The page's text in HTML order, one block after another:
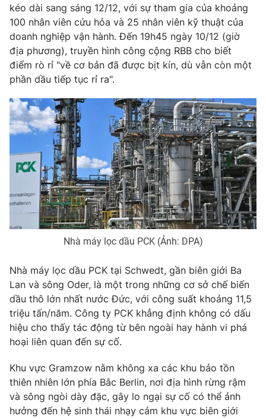
VTV Sức khoẻ Bất động sản
Thị trường 24h Tấm lòng Việt
VTV4
VTV9 VTV8
Liên hệ tòa soạn English
THỜI BÁO VTV
Theo dõi báo trên
Cơ quan chủ quản: Đài Truyền hình Việt Nam
Cơ quan báo chí:Thời báo VTV
Giấy phép hoạt động báo in và báo điện tử số 483/GP-BTTTT
cấp ngày 29/12/2023
Tổng Biên tập:
Vũ Thanh Thủy
Phó Tổng Biên tập:Nguyễn Thị Mỹ Hạnh, Phạm Quốc Thắng,
Nguyễn Trọng Ninh
Tổng đài VTV:024.38 355 931 - 024.38 355 932
kéo dài sang sáng 12/12, với sự tham gia của khoảng
100 nhân viên cứu hỏa và 25 nhân viên kỹ thuật của
doanh nghiệp vận hành. Đến 19h45 ngày 10/12 (giờ
địa phương), truyền hình công cộng RBB cho biết
điểm rò rỉ "về cơ bản đã được bịt kín, dù vẫn còn một
phần dầu tiếp tục rỉ ra".
Nhà máy lọc dầu PCK (Ảnh: DPA)
Nhà máy lọc dầu PCK tại Schwedt, gần biên giới Ba
Lan và sông Oder, là một trong những cơ sở chế biến
dầu thô lớn nhất nước Đức, với công suất khoảng 11,5
triệu tấn/năm. Công ty PCK khẳng định không có dấu
hiệu cho thấy tác động từ bên ngoài hay hành vi phá
hoại liên quan đến sự cố.
Khu vực Gramzow nằm không xa các khu bảo tồn
thiên nhiên lớn phía Bắc Berlin, nơi địa hình rừng rậm
và sông ngòi dày đặc, gây lo ngại sự cố có thể ảnh
hưởng đến hệ sinh thái nhạy cảm khu vực biên giới